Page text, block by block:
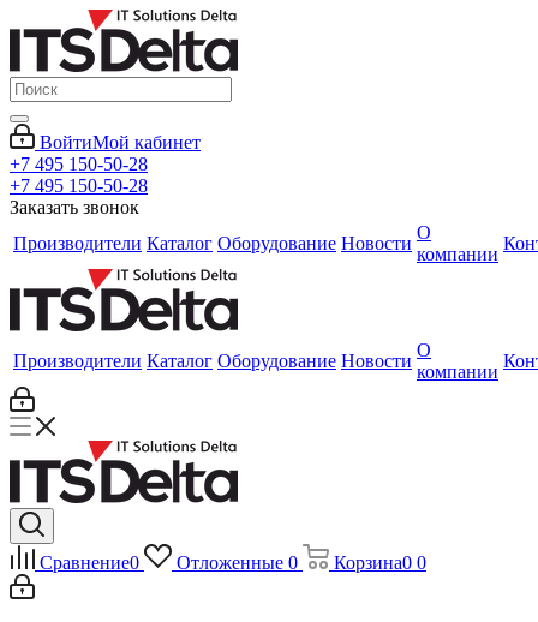
ВойтиМой кабинет
+7 495 150-50-28
+7 495 150-50-28
Заказать звонок
Производители Каталог Оборудование Новости
О
компании
Производители Каталог Оборудование Новости
О
компании
Сравнение0 Отложенные 0 Корзина0 0